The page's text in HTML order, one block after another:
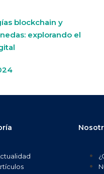
blockchain y
explorando el